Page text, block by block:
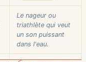
Le nageur ou
triathlète qui veut
un son puissant
dans l'eau.